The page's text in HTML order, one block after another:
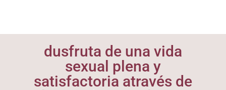
dusfruta de una vida
sexual plena y
satisfactoria através de